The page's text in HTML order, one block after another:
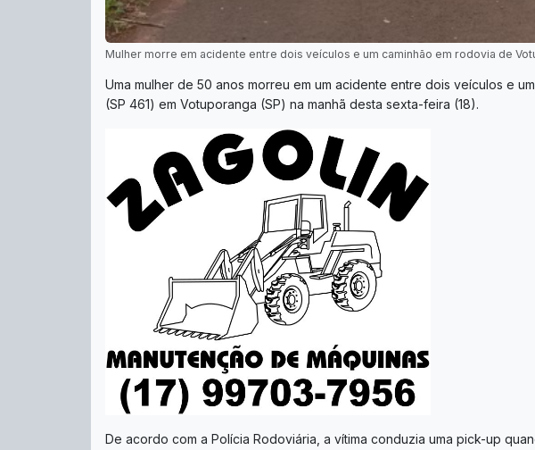
Mulher morre em acidente entre dois veículos e um caminhão em rodovia de
Uma mulher de 50 anos morreu em um acidente entre dois veículos e
(SP 461) em Votuporanga (SP) na manhã desta sexta-feira (18).
De acordo com a Polícia Rodoviária, a vítima conduzia uma pick-up